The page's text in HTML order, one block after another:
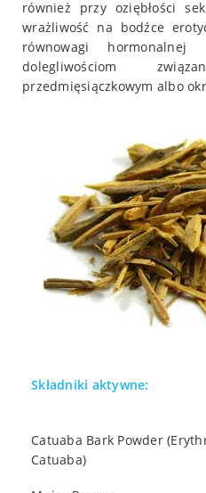
również przy oziębłości
wrażliwość na bodźce
równowagi
dolegliwościom
przedmięsiączkowym albo
Składniki aktywne:
Catuaba Bark Powder
Catuaba)